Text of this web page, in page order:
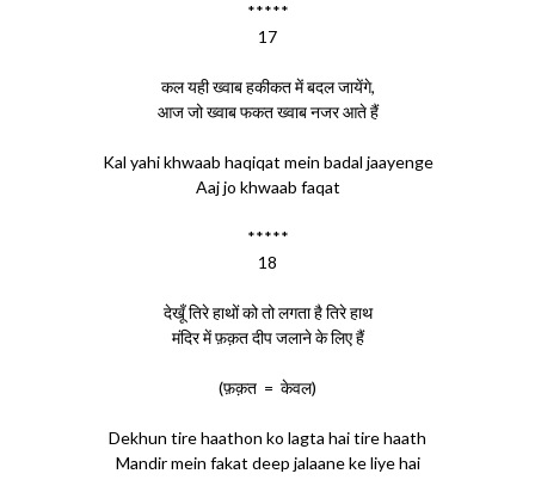
*****
17
कल यही ख्वाब हकीकत में बदल जायेंगे,
आज जो ख्वाब फकत ख्वाब नजर आते हैं
Kal yahi khwaab haqiqat mein badal jaayenge
Aaj jo khwaab faqat
*****
18
देखूँ तिरे हाथों को तो लगता है तिरे हाथ
मंदिर में फ़क़त दीप जलाने के लिए हैं
(फ़क़त = केवल)
Dekhun tire haathon ko lagta hai tire haath
Mandir mein fakat deep jalaane ke liye hai